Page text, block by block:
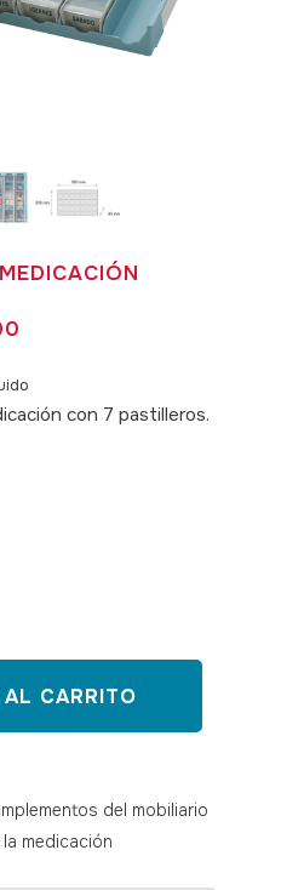
con 7 pastilleros.
CARRITO
del mobiliario
medicación